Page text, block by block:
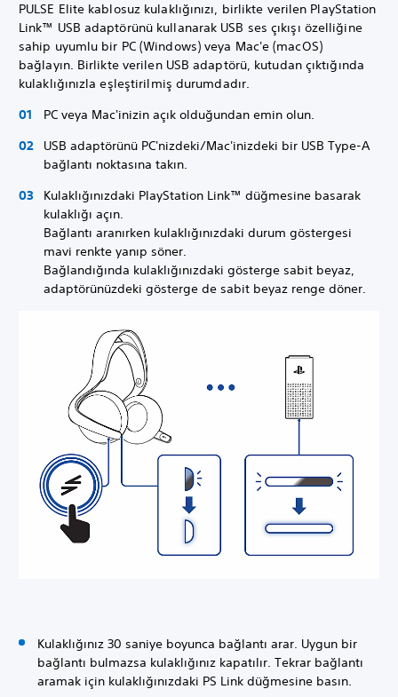
PULSE Elite kablosuz kulaklığınızı, birlikte verilen PlayStation
Link™ USB adaptörünü kullanarak USB ses çıkışı özelliğine
sahip uyumlu bir PC (Windows) veya Mac'e (macOS)
bağlayın. Birlikte verilen USB adaptörü, kutudan çıktığında
kulaklığınızla eşleştirilmiş durumdadır.
PC veya Mac'inizin açık olduğundan emin olun.
USB adaptörünü PC'nizdeki/Mac'inizdeki bir USB Type-A
bağlantı noktasına takın.
Kulaklığınızdaki PlayStation Link™ düğmesine basarak
kulaklığı açın.
Bağlantı aranırken kulaklığınızdaki durum göstergesi
mavi renkte yanıp söner.
Bağlandığında kulaklığınızdaki gösterge sabit beyaz,
adaptörünüzdeki gösterge de sabit beyaz renge döner.
Kulaklığınız 30 saniye boyunca bağlantı arar. Uygun bir
bağlantı bulmazsa kulaklığınız kapatılır. Tekrar bağlantı
aramak için kulaklığınızdaki PS Link düğmesine basın.